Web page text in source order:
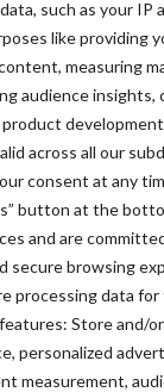
such as your IP
like providing
measuring
audience insights,
across all our
consent at any
button at the
and are
secure browsing
processing data
Store and/
personalized
measurement,
en
in de greep
Toon meer